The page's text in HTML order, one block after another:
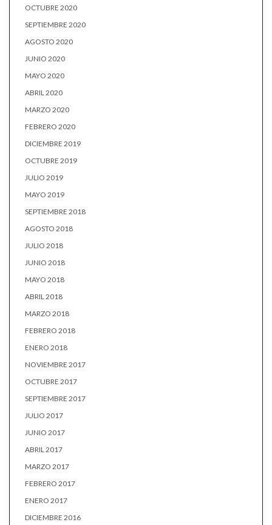
OCTUBRE 2020
SEPTIEMBRE 2020
AGOSTO 2020
JUNIO 2020
MAYO 2020
ABRIL 2020
MARZO 2020
FEBRERO 2020
DICIEMBRE 2019
OCTUBRE 2019
JULIO 2019
MAYO 2019
SEPTIEMBRE 2018
AGOSTO 2018
JULIO 2018
JUNIO 2018
MAYO 2018
ABRIL 2018
MARZO 2018
FEBRERO 2018
ENERO 2018
NOVIEMBRE 2017
OCTUBRE 2017
SEPTIEMBRE 2017
JULIO 2017
JUNIO 2017
ABRIL 2017
MARZO 2017
FEBRERO 2017
ENERO 2017
DICIEMBRE 2016